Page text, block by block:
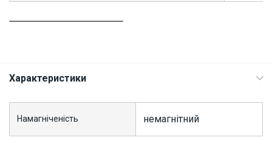
Характеристики
Намагніченість немагнітний